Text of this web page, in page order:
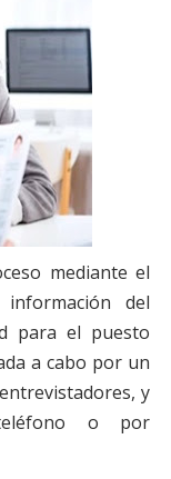
mediante el
del
para el puesto
a cabo por un
y
o por